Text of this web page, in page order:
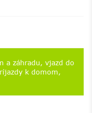
a záhradu vjazd do
k domom